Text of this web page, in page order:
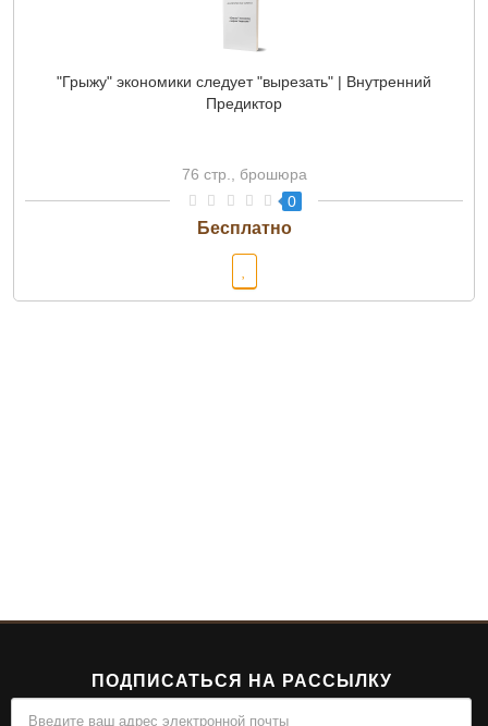
"Грыжу" экономики следует "вырезать" | Внутренний
Предиктор
76 стр., брошюра
0
ПОДПИСАТЬСЯ НА РАССЫЛКУ